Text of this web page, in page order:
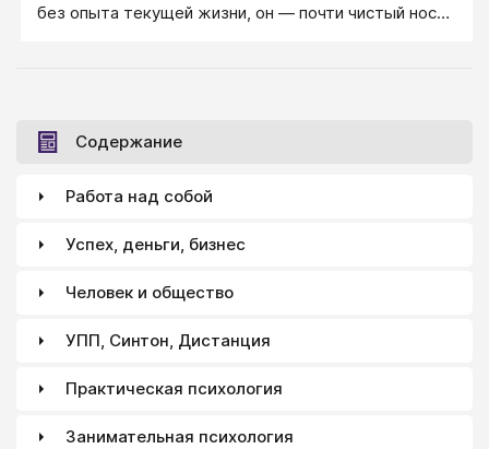
без опы­та те­ку­щей жиз­ни, он — по­чти чи­стый но­си­
Содержание
Работа над собой
Успех, деньги, бизнес
Человек и общество
УПП, Синтон, Дистанция
Практическая психология
Занимательная психология